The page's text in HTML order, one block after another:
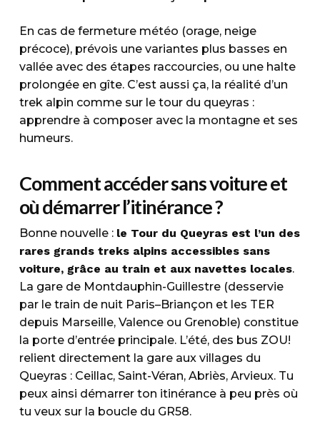
En cas de fermeture météo (orage, neige
précoce), prévois une variantes plus basses en
vallée avec des étapes raccourcies, ou une halte
prolongée en gîte. C’est aussi ça, la réalité d’un
trek alpin comme sur le tour du queyras :
apprendre à composer avec la montagne et ses
humeurs.
Comment accéder sans voiture et
où démarrer l’itinérance ?
Bonne nouvelle : le Tour du Queyras est l’un des
rares grands treks alpins accessibles sans
voiture, grâce au train et aux navettes locales.
La gare de Montdauphin-Guillestre (desservie
par le train de nuit Paris–Briançon et les TER
depuis Marseille, Valence ou Grenoble) constitue
la porte d’entrée principale. L’été, des bus ZOU!
relient directement la gare aux villages du
Queyras : Ceillac, Saint-Véran, Abriès, Arvieux. Tu
peux ainsi démarrer ton itinérance à peu près où
tu veux sur la boucle du GR58.